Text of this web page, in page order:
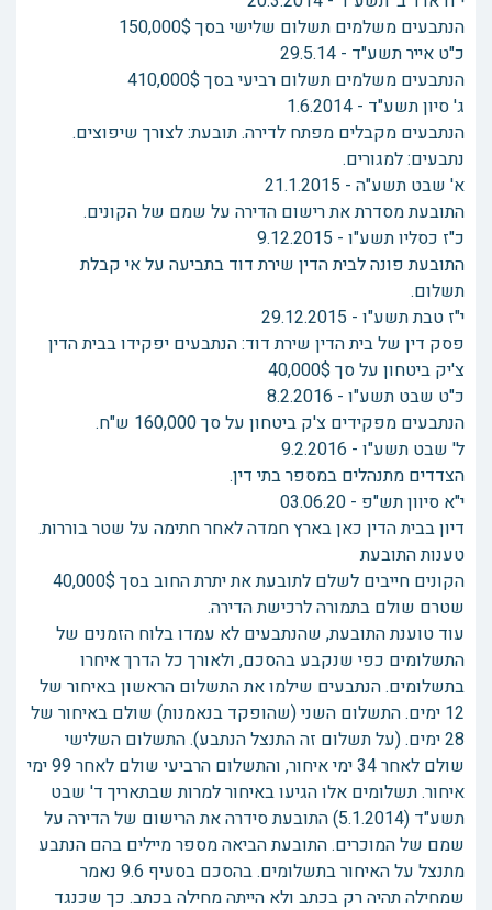
הנתבעים משלמים תשלום שלישי בסך 150,000$
כ"ט אייר תשע"ד - 29.5.14
הנתבעים משלמים תשלום רביעי בסך 410,000$
ג' סיון תשע"ד - 1.6.2014
הנתבעים מקבלים מפתח לדירה. תובעת: לצורך שיפוצים.
נתבעים: למגורים.
א' שבט תשע"ה - 21.1.2015
התובעת מסדרת את רישום הדירה על שמם של הקונים.
כ"ז כסליו תשע"ו - 9.12.2015
התובעת פונה לבית הדין שירת דוד בתביעה על אי קבלת
תשלום.
י"ז טבת תשע"ו - 29.12.2015
פסק דין של בית הדין שירת דוד: הנתבעים יפקידו בבית הדין
צ'יק ביטחון על סך 40,000$
כ"ט שבט תשע"ו - 8.2.2016
הנתבעים מפקידים צ'ק ביטחון על סך 160,000 ש"ח.
ל' שבט תשע"ו - 9.2.2016
הצדדים מתנהלים במספר בתי דין.
י"א סיוון תש"פ - 03.06.20
דיון בבית הדין כאן בארץ חמדה לאחר חתימה על שטר בוררות.
טענות התובעת
הקונים חייבים לשלם לתובעת את יתרת החוב בסך 40,000$
שטרם שולם בתמורה לרכישת הדירה.
עוד טוענת התובעת, שהנתבעים לא עמדו בלוח הזמנים של
התשלומים כפי שנקבע בהסכם, ולאורך כל הדרך איחרו
בתשלומים. הנתבעים שילמו את התשלום הראשון באיחור של
12 ימים. התשלום השני (שהופקד בנאמנות) שולם באיחור של
28 ימים. (על תשלום זה התנצל הנתבע). התשלום השלישי
שולם לאחר 34 ימי איחור, והתשלום הרביעי שולם לאחר 99 ימי
איחור. תשלומים אלו הגיעו באיחור למרות שבתאריך ד' שבט
תשע"ד (5.1.2014) התובעת סידרה את הרישום של הדירה על
שמם של המוכרים. התובעת הביאה מספר מיילים בהם הנתבע
מתנצל על האיחור בתשלומים. בהסכם בסעיף 9.6 נאמר
שמחילה תהיה רק בכתב ולא הייתה מחילה בכתב. כך שכנגד